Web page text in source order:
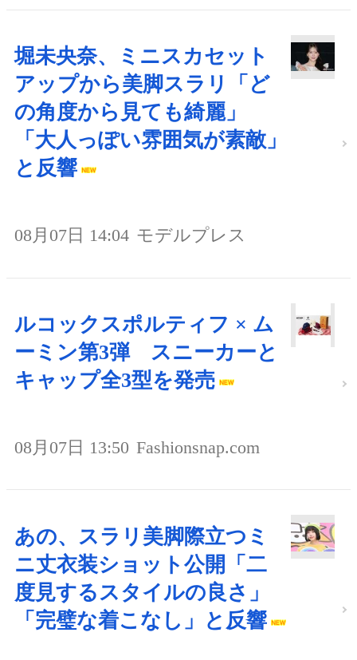
堀未央奈、ミニスカセット
アップから美脚スラリ「ど
の角度から見ても綺麗」
「大人っぽい雰囲気が素敵」
と反響
08月07日 14:04 モデルプレス
ルコックスポルティフ × ム
ーミン第3弾 スニーカーと
キャップ全3型を発売
08月07日 13:50 Fashionsnap.com
あの、スラリ美脚際立つミ
ニ丈衣装ショット公開「二
度見するスタイルの良さ」
「完璧な着こなし」と反響